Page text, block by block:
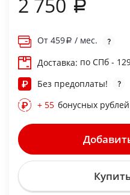
От 459
/ мес.
Доставка: по СПб -
Без предоплаты!
+ 55 бонусных рублей